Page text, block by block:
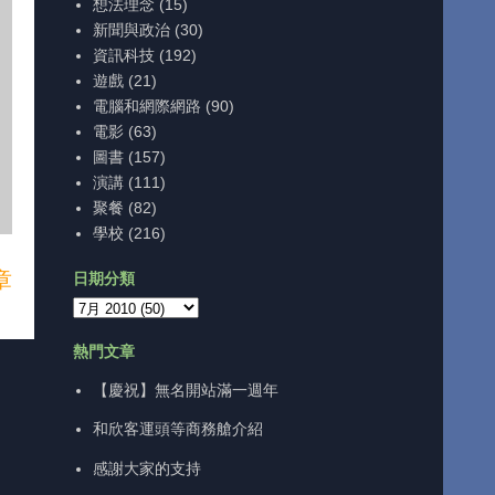
想法理念 (15)
新聞與政治 (30)
資訊科技 (192)
遊戲 (21)
電腦和網際網路 (90)
電影 (63)
圖書 (157)
演講 (111)
聚餐 (82)
學校 (216)
日期分類
熱門文章
【慶祝】無名開站滿一週年
和欣客運頭等商務艙介紹
感謝大家的支持